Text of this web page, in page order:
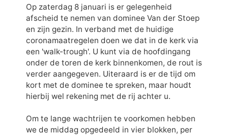
Op zaterdag 8 januari is er gelegenheid
afscheid te nemen van dominee Van der Stoep
en zijn gezin. In verband met de huidige
coronamaatregelen doen we dat in de kerk via
een 'walk-trough'. U kunt via de hoofdingang
onder de toren de kerk binnenkomen, de rout is
verder aangegeven. Uiteraard is er de tijd om
kort met de dominee te spreken, maar houdt
hierbij wel rekening met de rij achter u.
Om te lange wachtrijen te voorkomen hebben
we de middag opgedeeld in vier blokken, per